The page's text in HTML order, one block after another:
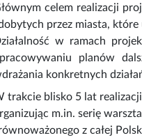
celem realizacji
przez miasta,
w ramach
planów
konkretnych
trakcie blisko 5 lat
m.in. serię
z całej